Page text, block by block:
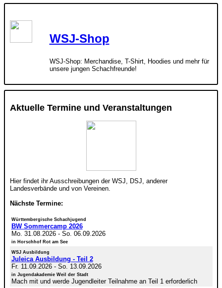
WSJ-Shop
WSJ-Shop: Merchandise, T-Shirt, Hoodies und mehr für
unsere jungen Schachfreunde!
Aktuelle Termine und Veranstaltungen
Hier findet ihr Ausschreibungen der WSJ, DSJ, anderer
Landesverbände und von Vereinen.
Nächste Termine:
Württembergische Schachjugend
BW Sommercamp 2026
Mo. 31.08.2026- So. 06.09.2026
in Horschhof Rot am See
WSJ Ausbildung
Juleica Ausbildung - Teil 2
Fr. 11.09.2026- So. 13.09.2026
in Jugendakademie Weil der Stadt
Mach mit und werde Jugendleiter Teilnahme an Teil 1 erforderlich